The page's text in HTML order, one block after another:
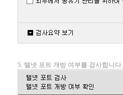
5. 텔넷 포트 개방 여부를 검사합니다.